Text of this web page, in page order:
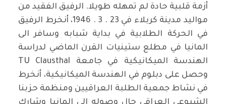
أزمة قلبية حادة لم تمهله طويلا. الرفيق الفقيد من
مواليد مدينة كربلاء في 23 . 3 . 1946، أنخرط الرفيق
في الحركة الطلابية في بداية شبابه وسافر الى
المانيا في مطلع ستينيات القرن الماضي لدراسة
الهندسة الميكانيكية في جامعة TU Clausthal
وحصل على دبلوم في الهندسة الميكانيكية، أنخرط
في نشاط جمعية الطلبة العراقيين ومنظمة حزبنا